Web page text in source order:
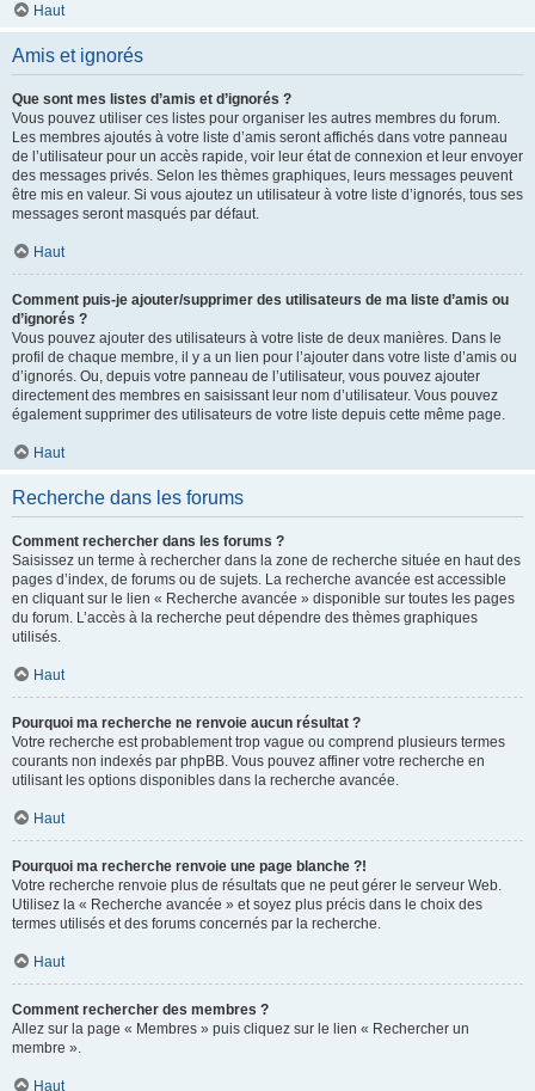
Haut
Amis et ignorés
Que sont mes listes d’amis et d’ignorés ?
Vous pouvez utiliser ces listes pour organiser les autres membres du forum.
Les membres ajoutés à votre liste d’amis seront affichés dans votre panneau
de l’utilisateur pour un accès rapide, voir leur état de connexion et leur envoyer
des messages privés. Selon les thèmes graphiques, leurs messages peuvent
être mis en valeur. Si vous ajoutez un utilisateur à votre liste d’ignorés, tous ses
messages seront masqués par défaut.
Haut
Comment puis-je ajouter/supprimer des utilisateurs de ma liste d’amis ou
d’ignorés ?
Vous pouvez ajouter des utilisateurs à votre liste de deux manières. Dans le
profil de chaque membre, il y a un lien pour l’ajouter dans votre liste d’amis ou
d’ignorés. Ou, depuis votre panneau de l’utilisateur, vous pouvez ajouter
directement des membres en saisissant leur nom d’utilisateur. Vous pouvez
également supprimer des utilisateurs de votre liste depuis cette même page.
Haut
Recherche dans les forums
Comment rechercher dans les forums ?
Saisissez un terme à rechercher dans la zone de recherche située en haut des
pages d’index, de forums ou de sujets. La recherche avancée est accessible
en cliquant sur le lien « Recherche avancée » disponible sur toutes les pages
du forum. L’accès à la recherche peut dépendre des thèmes graphiques
utilisés.
Haut
Pourquoi ma recherche ne renvoie aucun résultat ?
Votre recherche est probablement trop vague ou comprend plusieurs termes
courants non indexés par phpBB. Vous pouvez affiner votre recherche en
utilisant les options disponibles dans la recherche avancée.
Haut
Pourquoi ma recherche renvoie une page blanche ?!
Votre recherche renvoie plus de résultats que ne peut gérer le serveur Web.
Utilisez la « Recherche avancée » et soyez plus précis dans le choix des
termes utilisés et des forums concernés par la recherche.
Haut
Comment rechercher des membres ?
Allez sur la page « Membres » puis cliquez sur le lien « Rechercher un
membre ».
Haut